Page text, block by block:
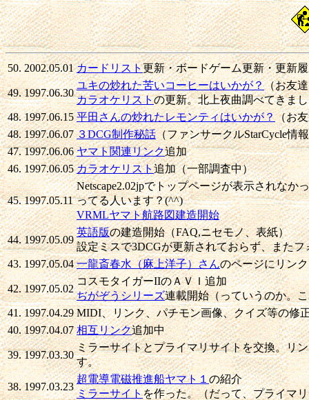
50. 2002.05.01 カードリスト更新・ボードゲーム更新・更新
49. 1997.06.30
ユキの炒れた苦いコーヒーはいかが？（お友
カラオケリストの更新。北上夜曲調べてきま
48. 1997.06.15 平田さんの炒れたレモンティはいかが？（お
48. 1997.06.07 ３DCG制作秘話（ファンサークルStarCycle情
47. 1997.06.06 ヤマト関連リンク追加
46. 1997.06.05 カラオケリスト追加（一部調査中）
45. 1997.05.11
Netscape2.02jpでトップページが表示されなか
ってる人います？(^^)
VRMLヤマト航路図建造開始
44. 1997.05.09
英語版の建造開始（FAQ,ニセモノ、表紙）
設定ミスで3DCGが更新されておらず、また
43. 1997.05.04 一龍斎春水（麻上洋子）さんのページにリンク
42. 1997.05.02
コスモタイガーIIのＡＶＩ追加
ぢがぞうシリーズ連載開始（っていうのか。
41. 1997.04.29 MIDI、リンク、パチモン画像、クイズ等の修
40. 1997.04.07 相互リンク追加中
39. 1997.03.30
ミラーサイトとプライマリサイトを交換。リ
す。
38. 1997.03.23
超電導電磁推進船ヤマト１の紹介
ミラーサイトを作った。（だって、プライマ